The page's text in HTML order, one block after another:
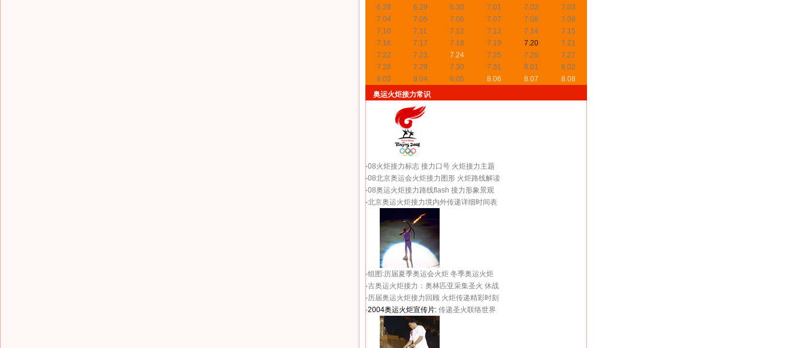
6.28
6.29 6.30 7.01 7.02
7.03
7.04
7.05 7.06 7.07 7.08
7.09
7.10
7.11 7.12 7.13 7.14
7.15
7.16
7.17 7.18 7.19 7.20
7.21
7.22
7.23 7.24 7.25 7.26
7.27
7.28
7.29 7.30 7.31 8.01
8.02
8.03
8.04 8.05 8.06 8.07
8.08
奥运火炬接力常识
·08火炬接力标志 接力口号 火炬接力主题
·08北京奥运会火炬接力图形 火炬路线解读
·08奥运火炬接力路线flash 接力形象景观
·北京奥运火炬接力境内外传递详细时间表
·组图:历届夏季奥运会火炬 冬季奥运火炬
·古奥运火炬接力：奥林匹亚采集圣火 休战
·历届奥运火炬接力回顾 火炬传递精彩时刻
·2004奥运火炬宣传片: 传递圣火联络世界